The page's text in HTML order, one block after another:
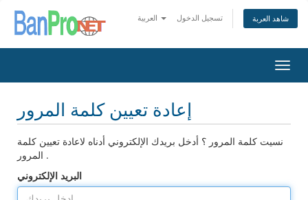
تسجيل الدخول شاهد العربة
إعادة تعيين كلمة المرور
نسيت كلمة المرور ؟ أدخل بريدك الإلكتروني أدناه لاعادة تعيين كلمة
المرور .
البريد الإلكتروني